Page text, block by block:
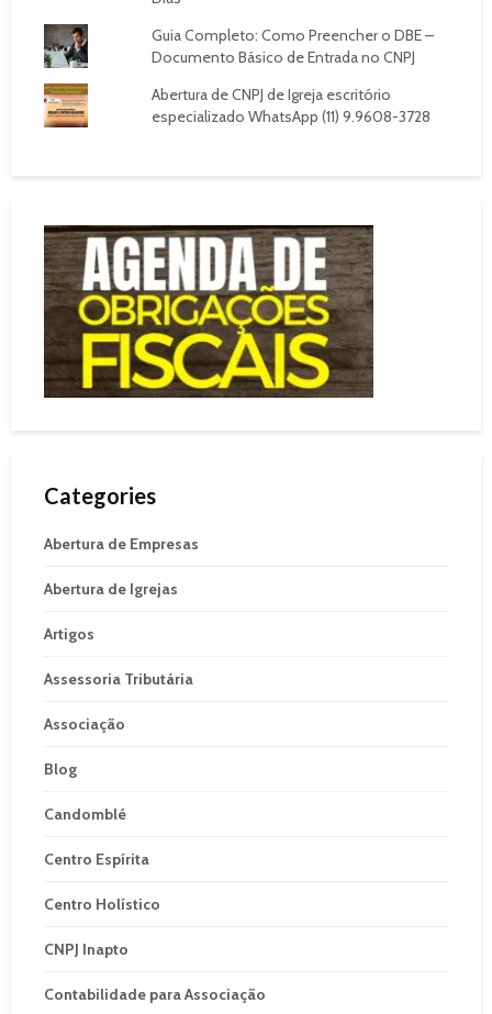
Guia Completo: Como Preencher o DBE –
Documento Básico de Entrada no CNPJ
Abertura de CNPJ de Igreja escritório
especializado WhatsApp (11) 9.9608-3728
Categories
Abertura de Empresas
Abertura de Igrejas
Artigos
Assessoria Tributária
Associação
Blog
Candomblé
Centro Espírita
Centro Holístico
CNPJ Inapto
Contabilidade para Associação